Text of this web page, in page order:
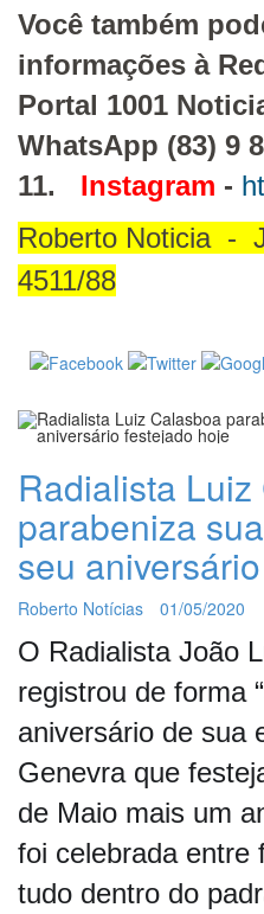
Você também
informações à
Portal 1001
WhatsApp (83) 9
11.
Instagram -
Roberto Noticia -
4511/88
Radialista
parabeniza
seu
Roberto Notícias 01/05/2020
O Radialista João
registrou de forma
aniversário de sua
Genevra que
de Maio mais um
foi celebrada entre
tudo dentro do